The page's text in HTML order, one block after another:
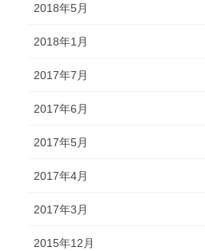
2018年5月
2018年1月
2017年7月
2017年6月
2017年5月
2017年4月
2017年3月
2015年12月